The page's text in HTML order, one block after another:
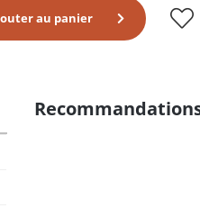
au panier